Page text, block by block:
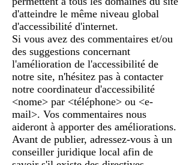
d'atteindre le même niveau global
d'accessibilité d'internet.
Si vous avez des commentaires et/ou
des suggestions concernant
l'amélioration de l'accessibilité de
notre site, n'hésitez pas à contacter
notre coordinateur d'accessibilité
<nome> par <téléphone> ou <e-
mail>. Vos commentaires nous
aideront à apporter des améliorations.
Avant de publier, adressez-vous à un
conseiller juridique local afin de